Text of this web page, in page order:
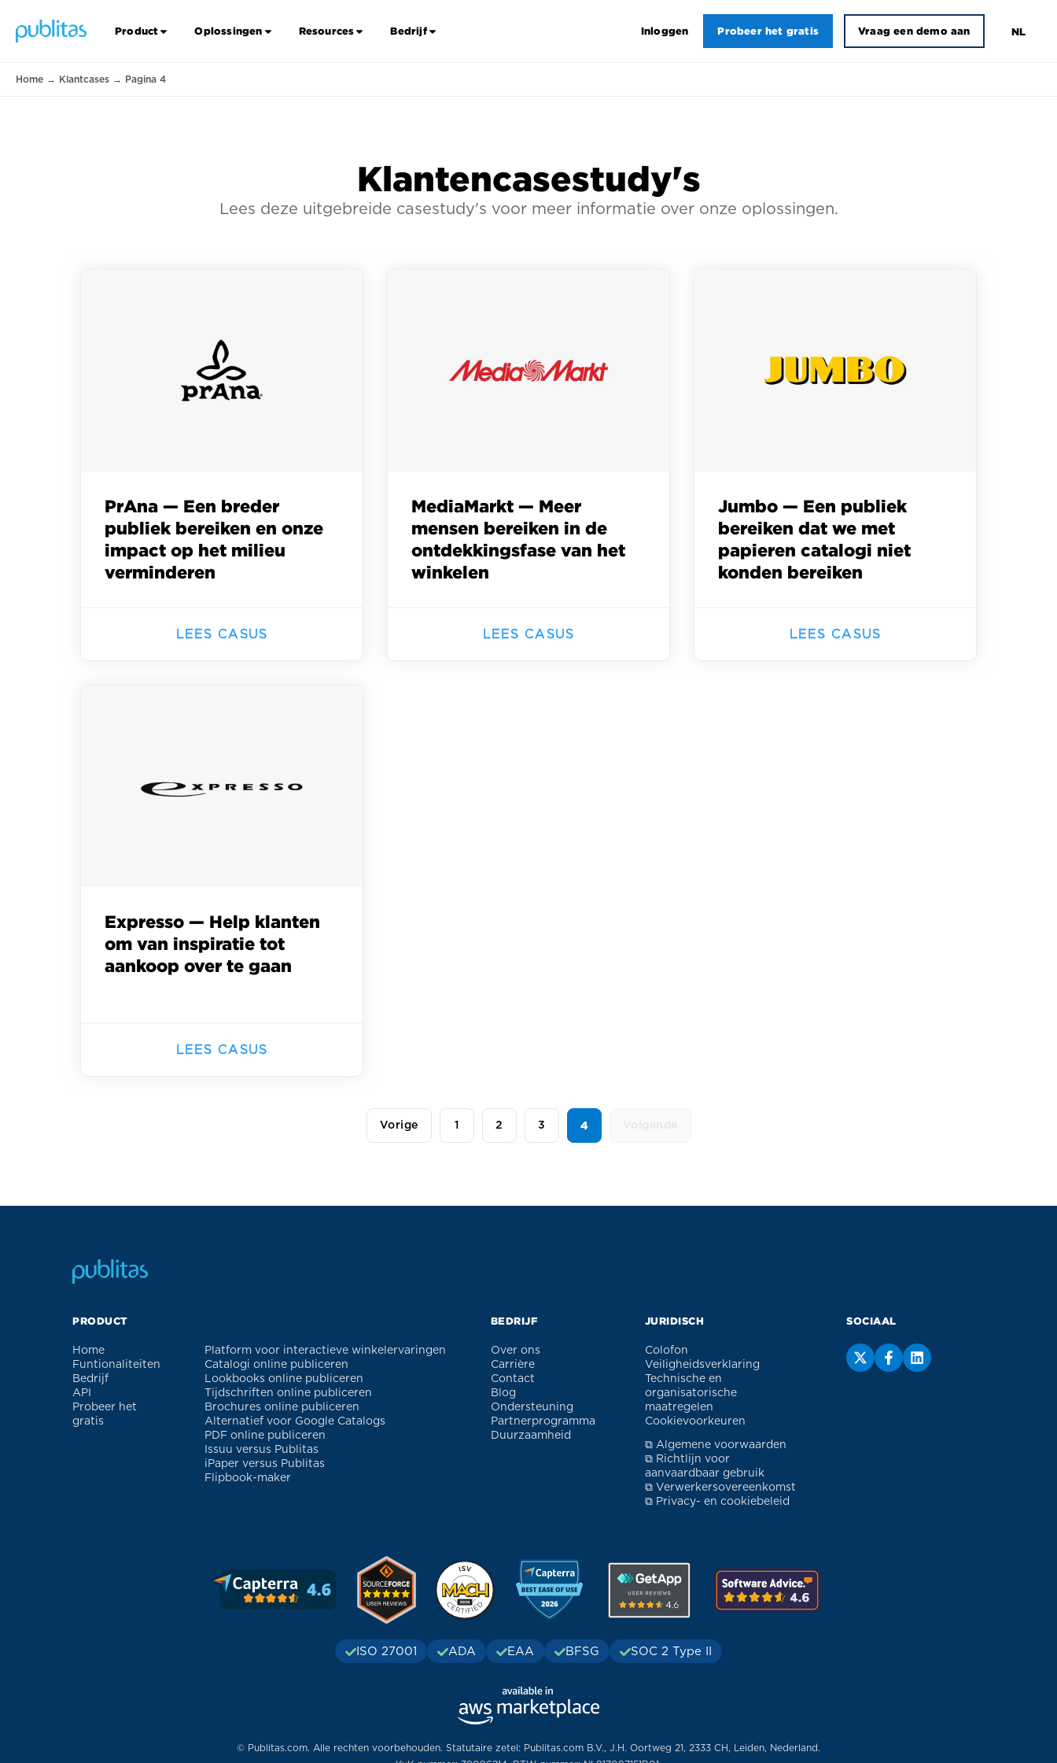
Product Oplossingen Resources Bedrijf Inloggen Probeer het gratis Vraag een demo aan NL
Home → Klantcases → Pagina 4
Klantencasestudy's
Lees deze uitgebreide casestudy's voor meer informatie over onze oplossingen.
PrAna — Een breder
publiek bereiken en onze
impact op het milieu
verminderen
LEES CASUS
MediaMarkt — Meer
mensen bereiken in de
ontdekkingsfase van het
winkelen
LEES CASUS
Jumbo — Een publiek
bereiken dat we met
papieren catalogi niet
konden bereiken
LEES CASUS
Expresso — Help klanten
om van inspiratie tot
aankoop over te gaan
LEES CASUS
Vorige 1 2 3 4
PRODUCT
Home
Funtionaliteiten
Bedrijf
API
Probeer het
gratis
Platform voor interactieve winkelervaringen
Catalogi online publiceren
Lookbooks online publiceren
Tijdschriften online publiceren
Brochures online publiceren
Alternatief voor Google Catalogs
PDF online publiceren
Issuu versus Publitas
iPaper versus Publitas
Flipbook-maker
BEDRIJF
Over ons
Carrière
Contact
Blog
Ondersteuning
Partnerprogramma
Duurzaamheid
JURIDISCH
Colofon
Veiligheidsverklaring
Technische en
organisatorische
maatregelen
Cookievoorkeuren
⧉ Algemene voorwaarden
⧉ Richtlijn voor
aanvaardbaar gebruik
⧉ Verwerkersovereenkomst
⧉ Privacy- en cookiebeleid
SOCIAAL
ISO 27001 ADA EAA BFSG SOC 2 Type II
© Publitas.com. Alle rechten voorbehouden. Statutaire zetel: Publitas.com B.V., J.H. Oortweg 21, 2333 CH, Leiden, Nederland.